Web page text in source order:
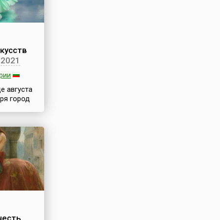
2021
августа
город
—
и
Азии и
только
и